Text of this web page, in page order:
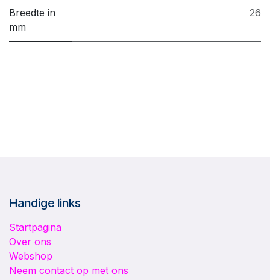
Breedte in
mm
26
Handige links
Startpagina
Over ons
Webshop
Neem contact op met ons